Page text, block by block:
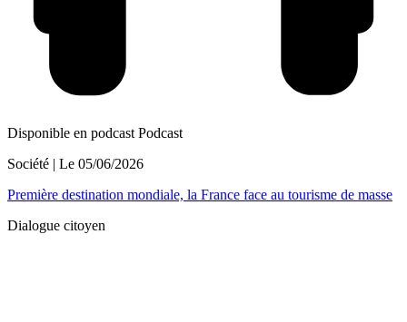
Disponible en podcast Podcast
Société | Le 05/06/2026
Première destination mondiale, la France face au tourisme de masse
Dialogue citoyen